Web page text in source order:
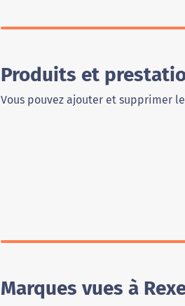
Produits et
Vous pouvez ajouter et supprimer
Marques vues à